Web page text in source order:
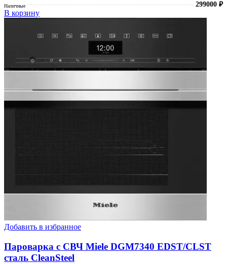
Наличные
299000 ₽
В корзину
Добавить в избранное
Пароварка с СВЧ Miele DGM7340 EDST/CLST
сталь CleanSteel